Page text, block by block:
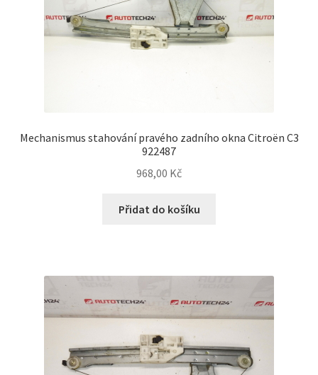
Ochrana osobních údajů
Reklamační formulář
Mechanismus stahování pravého zadního okna Citroën C3
922487
968,00 Kč
Přidat do košíku